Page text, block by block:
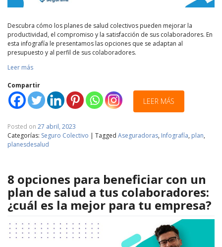
Descubra cómo los planes de salud colectivos pueden mejorar la
productividad, el compromiso y la satisfacción de sus colaboradores. En
esta infografía le presentamos las opciones que se adaptan al
presupuesto y al perfil de sus colaboradores.
Leer más
Compartir
LEER MÁS
Posted on 27 abril, 2023
Categorías: Seguro Colectivo | Tagged Aseguradoras, Infografía, plan,
planesdesalud
8 opciones para beneficiar con un
plan de salud a tus colaboradores:
¿cuál es la mejor para tu empresa?